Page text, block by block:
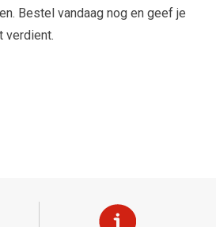
Bestel vandaag nog en geef je
verdient.